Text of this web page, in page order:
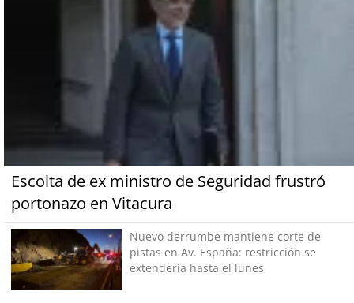
Escolta de ex ministro de Seguridad frustró
portonazo en Vitacura
Nuevo derrumbe mantiene corte de
pistas en Av. España: restricción se
extendería hasta el lunes